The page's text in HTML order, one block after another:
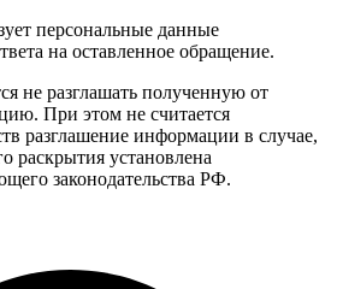
персональные данные
на оставленное обращение.
не разглашать полученную от
При этом не считается
разглашение информации в случае,
раскрытия установлена
законодательства РФ.